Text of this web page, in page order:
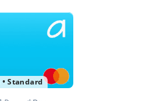
•Standard